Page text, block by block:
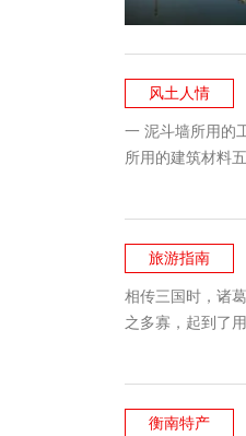
风土人情
一 泥斗墙所用的
所用的建筑材料
旅游指南
相传三国时，诸
之多寡，起到了
衡南特产